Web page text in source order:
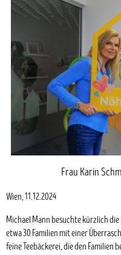
Frau Karin
Wien, 11.12.2024
Michael Mann besuchte kürzlich
etwa 30 Familien mit einer
feine Teebäckerei, die den